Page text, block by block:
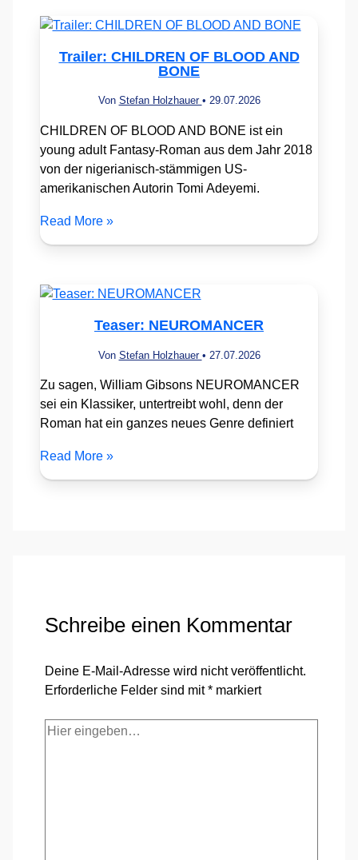
Trailer: CHILDREN OF BLOOD AND
BONE
Von Stefan Holzhauer • 29.07.2026
CHILDREN OF BLOOD AND BONE ist ein
young adult Fantasy-Roman aus dem Jahr 2018
von der nigerianisch-stämmigen US-
amerikanischen Autorin Tomi Adeyemi.
Read More »
Teaser: NEUROMANCER
Von Stefan Holzhauer • 27.07.2026
Zu sagen, William Gibsons NEUROMANCER
sei ein Klassiker, untertreibt wohl, denn der
Roman hat ein ganzes neues Genre definiert
Read More »
Schreibe einen Kommentar
Deine E-Mail-Adresse wird nicht veröffentlicht.
Erforderliche Felder sind mit* markiert
Hier